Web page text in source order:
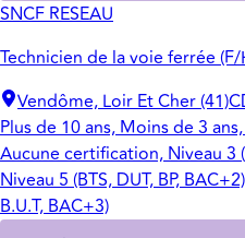
SNCF RESEAU
Technicien de la voie ferrée
Vendôme, Loir Et Cher (41)
Plus de 10 ans, Moins de 3
Aucune certification, Niveau 3
Niveau 5 (BTS, DUT, BP,
B.U.T, BAC+3)